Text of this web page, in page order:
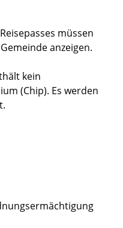
müssen
anzeigen.
kein
(Chip). Es werden